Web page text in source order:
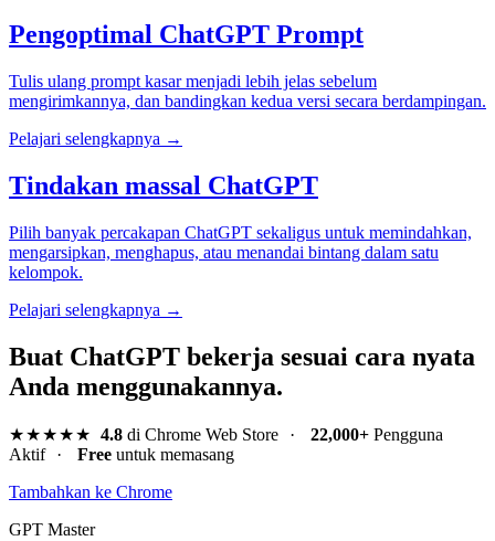
Pengoptimal ChatGPT Prompt
Tulis ulang prompt kasar menjadi lebih jelas sebelum
mengirimkannya, dan bandingkan kedua versi secara berdampingan.
Pelajari selengkapnya →
Tindakan massal ChatGPT
Pilih banyak percakapan ChatGPT sekaligus untuk memindahkan,
mengarsipkan, menghapus, atau menandai bintang dalam satu
kelompok.
Pelajari selengkapnya →
Buat ChatGPT bekerja sesuai cara nyata
Anda menggunakannya.
★★★★★ 4.8di Chrome Web Store · 22,000+Pengguna
Aktif
· Free untuk memasang
Tambahkan ke Chrome
GPT Master